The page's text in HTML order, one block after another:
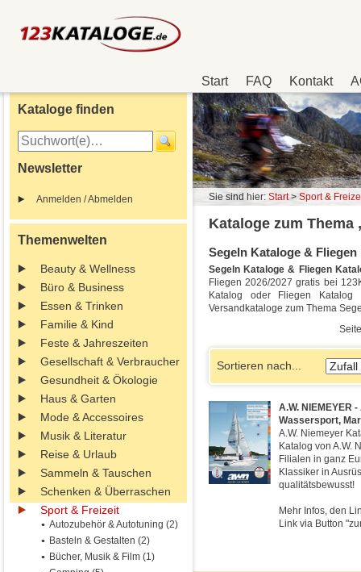
Start FAQ Kontakt
Kataloge finden
Newsletter
Anmelden / Abmelden
Themenwelten
Beauty & Wellness
Büro & Business
Essen & Trinken
Familie & Kind
Feste & Jahreszeiten
Gesellschaft & Verbraucher
Gesundheit & Ökologie
Haus & Garten
Mode & Accessoires
Musik & Literatur
Reise & Urlaub
Sammeln & Tauschen
Schenken & Überraschen
Sport & Freizeit
Autozubehör & Autotuning (2)
Basteln & Gestalten (2)
Bücher, Musik & Film (1)
Sie sind hier: Start> Sport &
Kataloge zum Thema
Segeln Kataloge &
Segeln Kataloge & Fliegen
Fliegen 2026/2027 gratis bei
Katalog oder Fliegen
Versandkataloge zum Thema
Sortieren nach...
A.W. NIEMEYER
Wassersport,
A.W. Niemeyer
Katalog von A.W.
Filialen in ganz
Klassiker in
qualitätsbewusst!
Mehr Infos, den
Link via Button